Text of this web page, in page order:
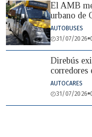
El AMB
urbano de
AUTOBUSES
31/07/2026
Direbús
corredores
AUTOCARES
31/07/2026